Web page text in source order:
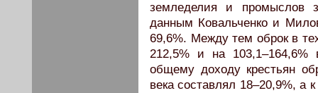
земледелия и промыслов
данным Ковальченко и
69,6%. Между тем оброк в
212,5% и на
общему доходу крестьян
века составлял 18–20,9%, а